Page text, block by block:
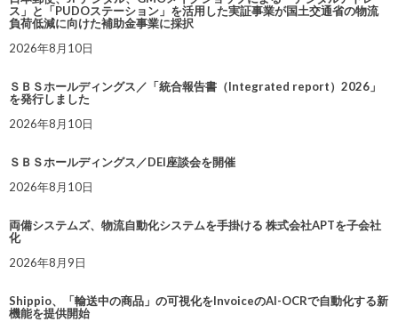
ス」と「PUDOステーション」を活用した実証事業が国土交通省の物流
負荷低減に向けた補助金事業に採択
2026年8月10日
ＳＢＳホールディングス／「統合報告書（Integrated report）2026」
を発行しました
2026年8月10日
ＳＢＳホールディングス／DEI座談会を開催
2026年8月10日
両備システムズ、物流自動化システムを手掛ける 株式会社APTを子会社
化
2026年8月9日
Shippio、「輸送中の商品」の可視化をInvoiceのAI-OCRで自動化する新
機能を提供開始